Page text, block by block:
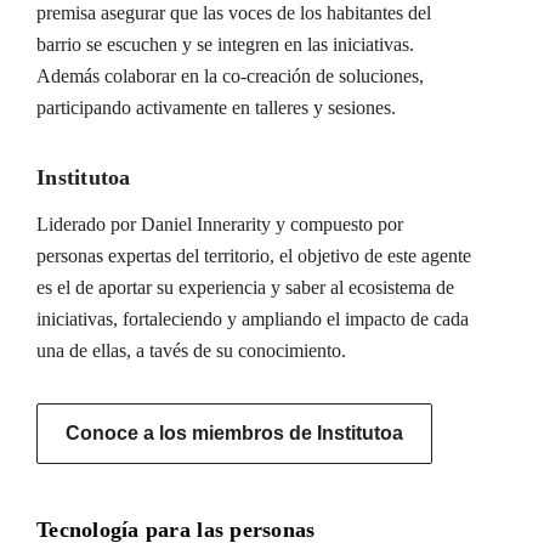
premisa asegurar que las voces de los habitantes del
barrio se escuchen y se integren en las iniciativas.
Además colaborar en la co-creación de soluciones,
participando activamente en talleres y sesiones.
Institutoa
Liderado por Daniel Innerarity y compuesto por
personas expertas del territorio, el objetivo de este agente
es el de aportar su experiencia y saber al ecosistema de
iniciativas, fortaleciendo y ampliando el impacto de cada
una de ellas, a tavés de su conocimiento.
Conoce a los miembros de Institutoa
Tecnología para las personas